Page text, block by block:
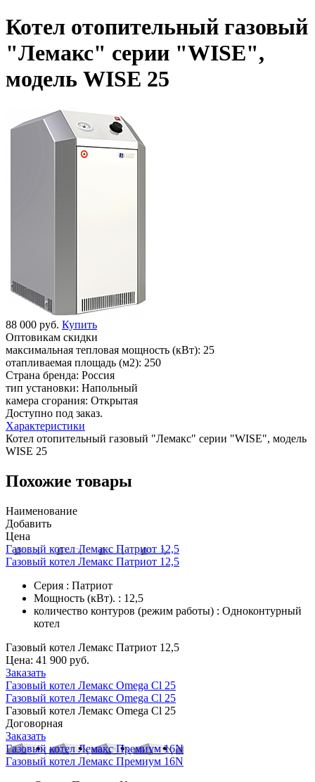
Котел отопительный газовый
"Лемакс" серии "WISE",
модель WISE 25
88 000 руб. Купить
Оптовикам скидки
максимальная тепловая мощность (кВт): 25
отапливаемая площадь (м2): 250
Страна бренда: Россия
тип установки: Напольный
камера сгорания: Открытая
Доступно под заказ.
Характеристики
Котел отопительный газовый "Лемакс" серии "WISE", модель
WISE 25
Похожие товары
Наименование
Добавить
Цена
Газовый котел Лемакс Патриот 12,5
Газовый котел Лемакс Патриот 12,5
Серия : Патриот
Мощность (кВт). : 12,5
количество контуров (режим работы) : Одноконтурный
котел
Газовый котел Лемакс Патриот 12,5
Цена: 41 900 руб.
Заказать
Газовый котел Лемакс Omega Cl 25
Газовый котел Лемакс Omega Cl 25
Газовый котел Лемакс Omega Cl 25
Договорная
Заказать
Газовый котел Лемакс Премиум 16N
Газовый котел Лемакс Премиум 16N